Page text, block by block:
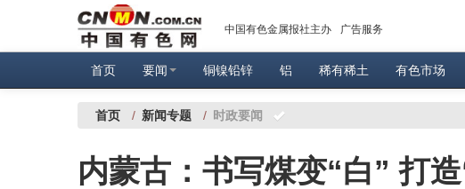
中国有色金属报社主办 广告服务
首页 要闻 铜镍铅锌 铝 稀有稀土 有色市场
首页 / 新闻专题 / 时政要闻
内蒙古：书写煤变“白” 打